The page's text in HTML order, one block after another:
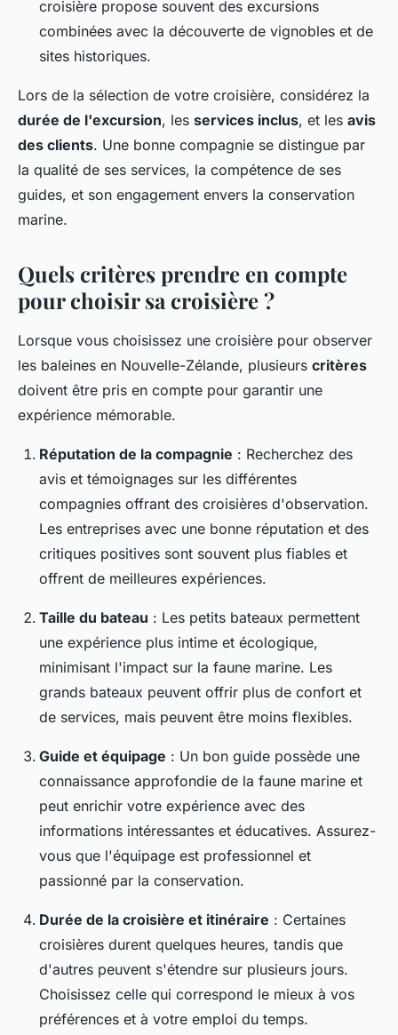
croisière propose souvent des excursions
combinées avec la découverte de vignobles et de
sites historiques.
Lors de la sélection de votre croisière, considérez la
durée de l'excursion, les services inclus, et les avis
des clients. Une bonne compagnie se distingue par
la qualité de ses services, la compétence de ses
guides, et son engagement envers la conservation
marine.
Quels critères prendre en compte
pour choisir sa croisière ?
Lorsque vous choisissez une croisière pour observer
les baleines en Nouvelle-Zélande, plusieurs critères
doivent être pris en compte pour garantir une
expérience mémorable.
Réputation de la compagnie : Recherchez des
avis et témoignages sur les différentes
compagnies offrant des croisières d'observation.
Les entreprises avec une bonne réputation et des
critiques positives sont souvent plus fiables et
offrent de meilleures expériences.
Taille du bateau : Les petits bateaux permettent
une expérience plus intime et écologique,
minimisant l'impact sur la faune marine. Les
grands bateaux peuvent offrir plus de confort et
de services, mais peuvent être moins flexibles.
Guide et équipage : Un bon guide possède une
connaissance approfondie de la faune marine et
peut enrichir votre expérience avec des
informations intéressantes et éducatives. Assurez-
vous que l'équipage est professionnel et
passionné par la conservation.
Durée de la croisière et itinéraire : Certaines
croisières durent quelques heures, tandis que
d'autres peuvent s'étendre sur plusieurs jours.
Choisissez celle qui correspond le mieux à vos
préférences et à votre emploi du temps.